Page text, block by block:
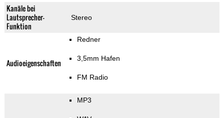
Kanäle bei
Lautsprecher-
Funktion
Stereo
Audioeigenschaften
Redner
3,5mm Hafen
FM Radio
MP3